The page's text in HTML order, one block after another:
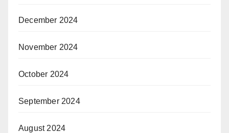
December 2024
November 2024
October 2024
September 2024
August 2024